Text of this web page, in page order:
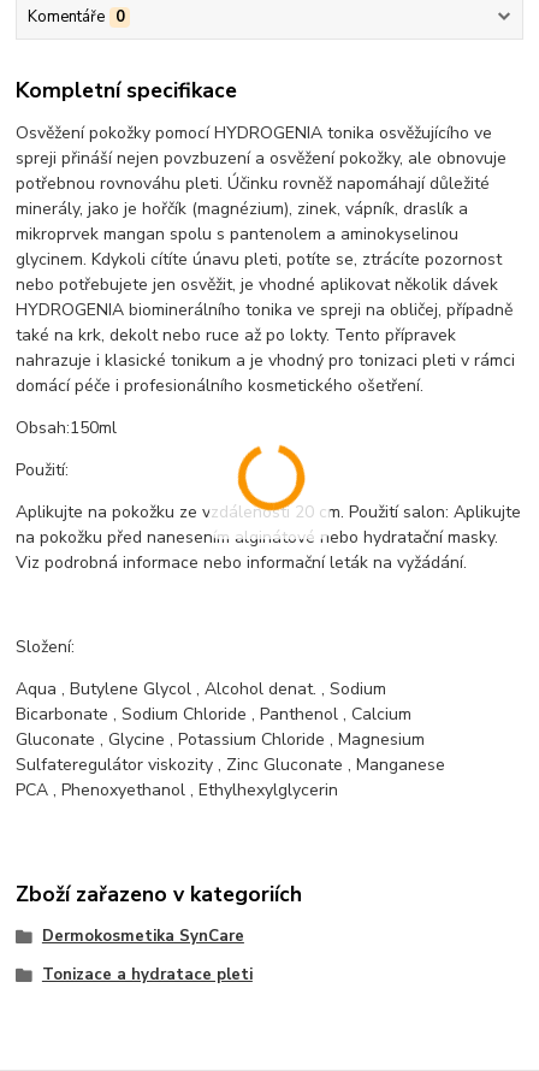
Komentáře 0
Kompletní specifikace
Osvěžení pokožky pomocí HYDROGENIA tonika osvěžujícího ve
spreji přináší nejen povzbuzení a osvěžení pokožky, ale obnovuje
potřebnou rovnováhu pleti. Účinku rovněž napomáhají důležité
minerály, jako je hořčík (magnézium), zinek, vápník, draslík a
mikroprvek mangan spolu s pantenolem a aminokyselinou
glycinem. Kdykoli cítíte únavu pleti, potíte se, ztrácíte pozornost
nebo potřebujete jen osvěžit, je vhodné aplikovat několik dávek
HYDROGENIA biominerálního tonika ve spreji na obličej, případně
také na krk, dekolt nebo ruce až po lokty. Tento přípravek
nahrazuje i klasické tonikum a je vhodný pro tonizaci pleti v rámci
domácí péče i profesionálního kosmetického ošetření.
Obsah:150ml
Použití:
Aplikujte na pokožku ze vzdálenosti 20 cm. Použití salon: Aplikujte
na pokožku před nanesením alginátové nebo hydratační masky.
Viz podrobná informace nebo informační leták na vyžádání.
Složení:
Aqua ,Butylene Glycol ,Alcohol denat. ,Sodium
Bicarbonate ,Sodium Chloride ,Panthenol ,Calcium
Gluconate , Glycine ,Potassium Chloride ,Magnesium
Sulfateregulátor viskozity , Zinc Gluconate ,Manganese
PCA ,Phenoxyethanol ,Ethylhexylglycerin
Zboží zařazeno v kategoriích
Dermokosmetika SynCare
Tonizace a hydratace pleti